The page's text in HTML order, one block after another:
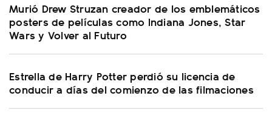
Murió Drew Struzan creador de los emblemáticos
posters de películas como Indiana Jones, Star
Wars y Volver al Futuro
Estrella de Harry Potter perdió su licencia de
conducir a días del comienzo de las filmaciones